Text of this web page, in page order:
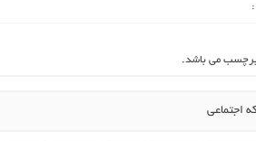
می باشد.
اجتماعی